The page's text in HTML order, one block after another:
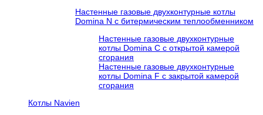
Настенные газовые двухконтурные котлы
Domina N с битермическим теплообменником
Настенные газовые двухконтурные
котлы Domina C с открытой камерой
сгорания
Настенные газовые двухконтурные
котлы Domina F с закрытой камерой
сгорания
Котлы Navien